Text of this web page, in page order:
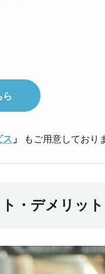
ス 」 もご用意しており
・デメリット